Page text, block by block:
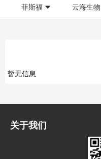
菲斯福 云海生物
暂无信息
关于我们